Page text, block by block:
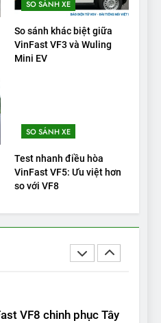
SO SÁNH XE
So sánh khác biệt giữa
VinFast VF3 và Wuling
Mini EV
SO SÁNH XE
Test nhanh điều hòa
VinFast VF5: Ưu việt hơn
so với VF8
giá: Người đam mê xe
Hyundai Ioniq 5 N 2025
nhất để mua năm
Green Car Reports
5 người vào chung
Mỹ
GIÁ XE
Bingo ồn, không có
sạc, nhưng vẫn bán
nếu biết cách’
VF8 chinh phục Tây